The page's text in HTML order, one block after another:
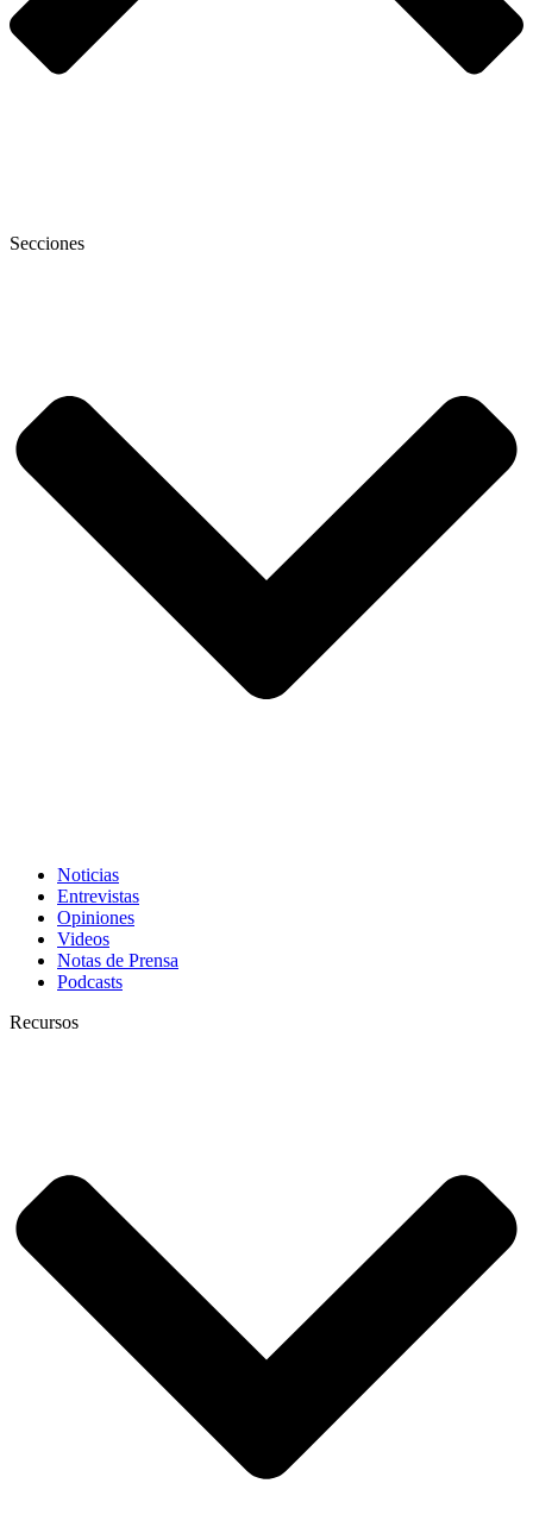
Secciones
Noticias
Entrevistas
Opiniones
Videos
Notas de Prensa
Podcasts
Recursos